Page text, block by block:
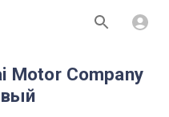
Motor Company